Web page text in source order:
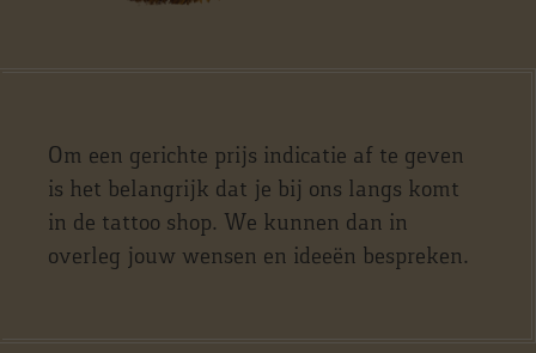
Om een gerichte prijs indicatie af te geven
is het belangrijk dat je bij ons langs komt
in de tattoo shop. We kunnen dan in
overleg jouw wensen en ideeën bespreken.